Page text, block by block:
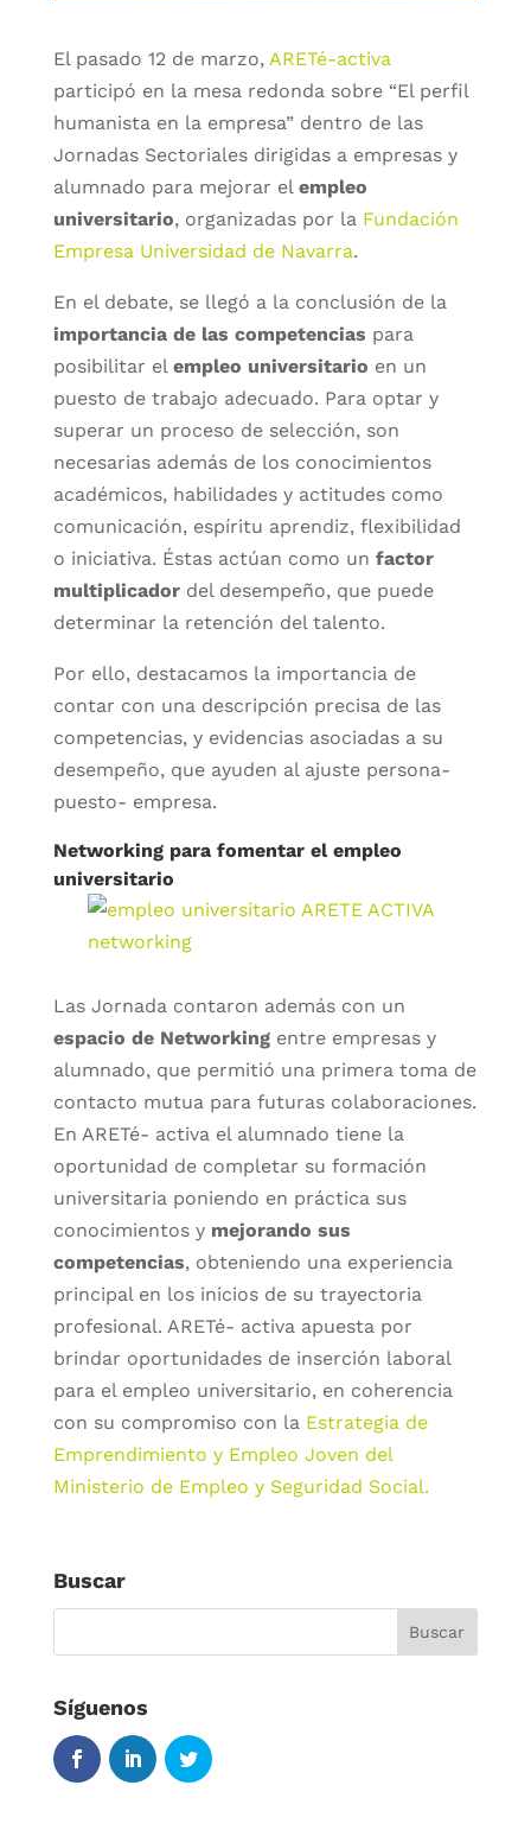
El pasado 12 de marzo, ARETé-activa
participó en la mesa redonda sobre “El perfil
humanista en la empresa” dentro de las
Jornadas Sectoriales dirigidas a empresas y
alumnado para mejorar el empleo
universitario, organizadas por la Fundación
Empresa Universidad de Navarra.
En el debate, se llegó a la conclusión de la
importancia de las competencias para
posibilitar el empleo universitario en un
puesto de trabajo adecuado. Para optar y
superar un proceso de selección, son
necesarias además de los conocimientos
académicos, habilidades y actitudes como
comunicación, espíritu aprendiz, flexibilidad
o iniciativa. Éstas actúan como un factor
multiplicadordel desempeño, que puede
determinar la retención del talento.
Por ello, destacamos la importancia de
contar con una descripción precisa de las
competencias, y evidencias asociadas a su
desempeño, que ayuden al ajuste persona-
puesto- empresa.
Networking para fomentar el empleo
universitario
Las Jornada contaron además con un
espacio de Networkingentre empresas y
alumnado, que permitió una primera toma de
contacto mutua para futuras colaboraciones.
En ARETé- activa el alumnado tiene la
oportunidad de completar su formación
universitaria poniendo en práctica sus
conocimientos y mejorando sus
competencias, obteniendo una experiencia
principal en los inicios de su trayectoria
profesional. ARETé- activa apuesta por
brindar oportunidades de inserción laboral
para el empleo universitario, en coherencia
con su compromiso con la Estrategia de
Emprendimiento y Empleo Joven del
Ministerio de Empleo y Seguridad Social.
Buscar
Síguenos